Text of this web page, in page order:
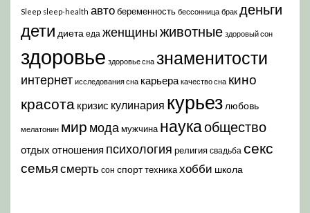
Sleep sleep-health автобеременность бессонница брак деньги
дети диета еда женщиныживотные здоровый сон
здоровье здоровье сна знаменитости
интернет исследования сна карьера качество сна кино
красота кризис кулинария курьез любовь
мелатонин мир модамужчина наукаобщество
отдых отношения психология религия свадьба секс
семья смерть сон спорттехникахобби школа